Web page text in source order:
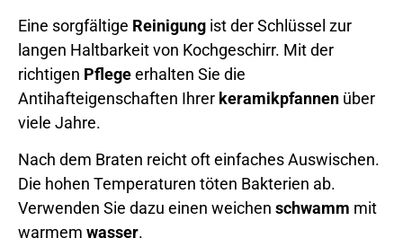
Eine sorgfältige Reinigung ist der Schlüssel zur
langen Haltbarkeit von Kochgeschirr. Mit der
richtigen Pflegeerhalten Sie die
Antihafteigenschaften Ihrer keramikpfannen über
viele Jahre.
Nach dem Braten reicht oft einfaches Auswischen.
Die hohen Temperaturen töten Bakterien ab.
Verwenden Sie dazu einen weichen schwamm mit
warmem wasser.